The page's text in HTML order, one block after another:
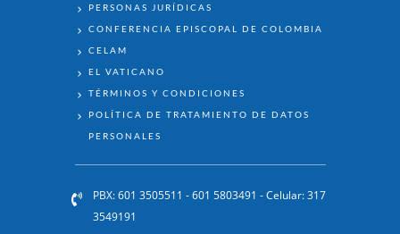
PERSONAS JURÍDICAS
CONFERENCIA EPISCOPAL DE COLOMBIA
CELAM
EL VATICANO
TÉRMINOS Y CONDICIONES
POLÍTICA DE TRATAMIENTO DE DATOS
PERSONALES
PBX: 601 3505511 - 601 5803491 - Celular: 317
3549191